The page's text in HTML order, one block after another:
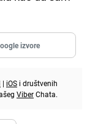
izvore
| iOS i društvenih
ViberChata.